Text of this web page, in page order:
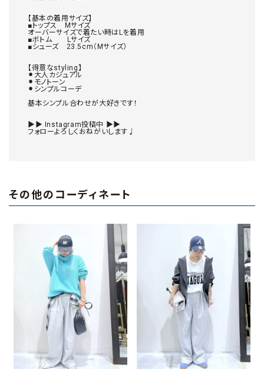
【基本の着用サイズ】
■トップス　Mサイズ
オーバーサイズで着たい時はLを着用
■ボトム　　Lサイズ
■シューズ　23.5cm（Mサイズ）
【得意なstyling】
⚫︎大人カジュアル
⚫︎モノトーン
⚫︎シンプルコーデ
基本シンプル合わせが大好きです！
▶▶ Instagram投稿中 ▶▶
フォローよろしくおねがいします♩
その他のコーディネート